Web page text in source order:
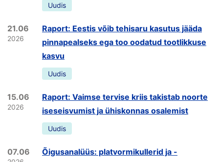
Uudis
21.06
2026
Raport: Eestis võib tehisaru kasutus jääda
pinnapealseks ega too oodatud tootlikkuse
kasvu
Uudis
15.06
2026
Raport: Vaimse tervise kriis takistab noorte
iseseisvumist ja ühiskonnas osalemist
Uudis
07.06
Õigusanalüüs: platvormikullerid ja -